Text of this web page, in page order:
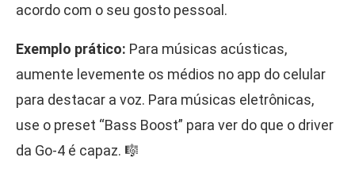
acordo com o seu gosto pessoal.
Exemplo prático: Para músicas acústicas,
aumente levemente os médios no app do celular
para destacar a voz. Para músicas eletrônicas,
use o preset “Bass Boost” para ver do que o driver
da Go-4 é capaz. 🎼